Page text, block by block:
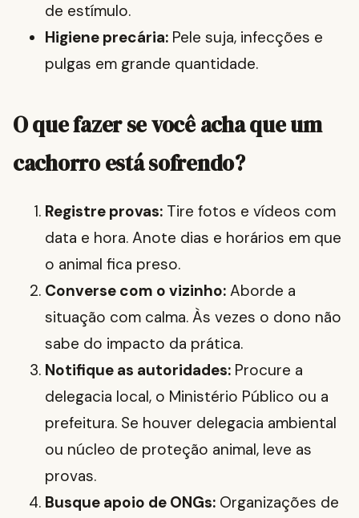
de estímulo.
Higiene precária: Pele suja, infecções e
pulgas em grande quantidade.
O que fazer se você acha que um
cachorro está sofrendo?
Registre provas: Tire fotos e vídeos com
data e hora. Anote dias e horários em que
o animal fica preso.
Converse com o vizinho: Aborde a
situação com calma. Às vezes o dono não
sabe do impacto da prática.
Notifique as autoridades: Procure a
delegacia local, o Ministério Público ou a
prefeitura. Se houver delegacia ambiental
ou núcleo de proteção animal, leve as
provas.
Busque apoio de ONGs: Organizações de